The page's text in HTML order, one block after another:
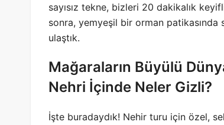
sayısız tekne, bizleri 20 dakikalık
sonra, yemyeşil bir orman patikasında
ulaştık.
Mağaraların Büyülü
Nehri İçinde Neler Gizli?
İşte buradaydık! Nehir turu için özel,